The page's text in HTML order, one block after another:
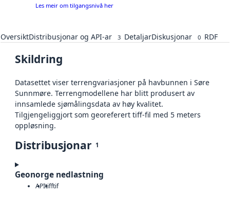
Les meir om tilgangsnivå her
OversiktDistribusjonar og API-ar 3 DetaljarDiskusjonar 0 RDF
Skildring
Datasettet viser terrengvariasjoner på havbunnen i Søre
Sunnmøre. Terrengmodellene har blitt produsert av
innsamlede sjømålingsdata av høy kvalitet.
Tilgjengeliggjort som georeferert tiff-fil med 5 meters
oppløsning.
Distribusjonar 1
Geonorge nedlastning
APItifftif